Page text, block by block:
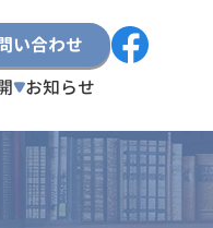
い合わせ
お知らせ